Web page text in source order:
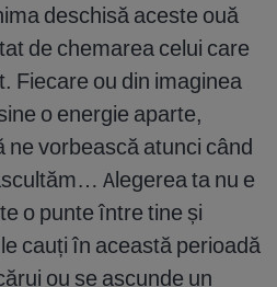
deschisă aceste ouă
de chemarea celui care
Fiecare ou din imaginea
o energie aparte,
ne vorbească atunci când
Alegerea ta nu e
o punte între tine și
cauți în această perioadă
ou se ascunde un